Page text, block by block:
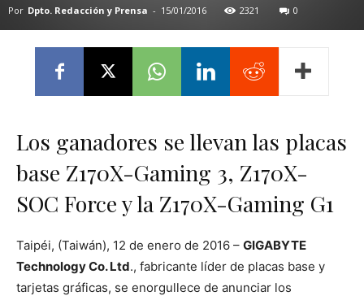
Por Dpto. Redacción y Prensa - 15/01/2016 2321 0
Los ganadores se llevan las placas
base Z170X-Gaming 3, Z170X-
SOC Force y la Z170X-Gaming G1
Taipéi, (Taiwán), 12 de enero de 2016 – GIGABYTE
Technology Co. Ltd., fabricante líder de placas base y
tarjetas gráficas, se enorgullece de anunciar los